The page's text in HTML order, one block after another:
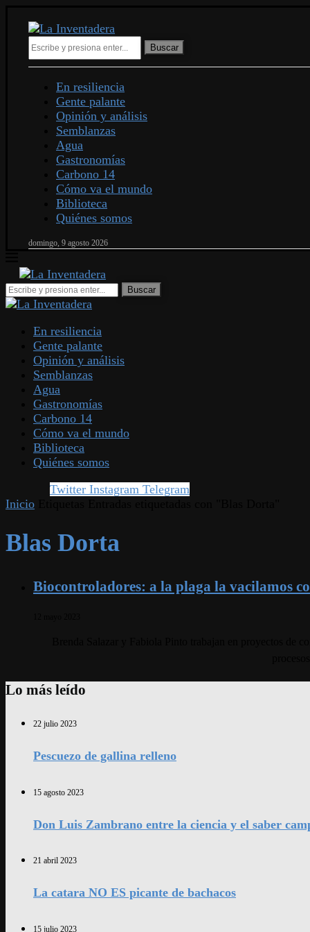
Buscar
En resiliencia
Gente palante
Opinión y análisis
Semblanzas
Agua
Gastronomías
Carbono 14
Cómo va el mundo
Biblioteca
Quiénes somos
domingo, 9 agosto 2026
En resiliencia
Gente palante
Opinión y análisis
Semblanzas
Agua
Gastronomías
Carbono 14
Cómo va el mundo
Biblioteca
Quiénes somos
Twitter Instagram Telegram
Inicio
Blas Dorta
Biocontroladores: a la plaga la vacilamos
Lo más leído
22 julio 2023
Pescuezo de gallina relleno
15 agosto 2023
Don Luis Zambrano entre la ciencia y el saber
21 abril 2023
La catara NO ES picante de bachacos
15 julio 2023